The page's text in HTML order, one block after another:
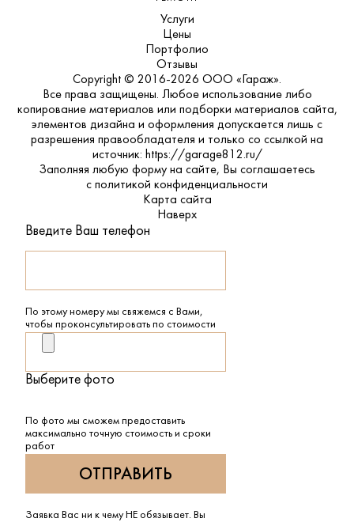
Услуги
Цены
Портфолио
Отзывы
Copyright © 2016-2026 ООО «Гараж».
Все права защищены. Любое использование либо
копирование материалов или подборки материалов сайта,
элементов дизайна и оформления допускается лишь с
разрешения правообладателя и только со ссылкой на
источник: https://garage812.ru/
Заполняя любую форму на сайте, Вы соглашаетесь
с политикой конфиденциальности
Карта сайта
Наверх
Введите Ваш телефон
По этому номеру мы свяжемся с Вами,
чтобы проконсультировать по стоимости
Выберите фото
По фото мы сможем предоставить
максимально точную стоимость и сроки
работ
Заявка Вас ни к чему НЕ обязывает. Вы